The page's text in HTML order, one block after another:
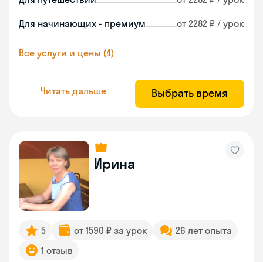
Для начинающих - премиум от 2282 ₽ / урок
Все услуги и цены (4)
Читать дальше Выбрать время
Ирина
5 от 1590 ₽ за урок
26 лет опыта
1 отзыв